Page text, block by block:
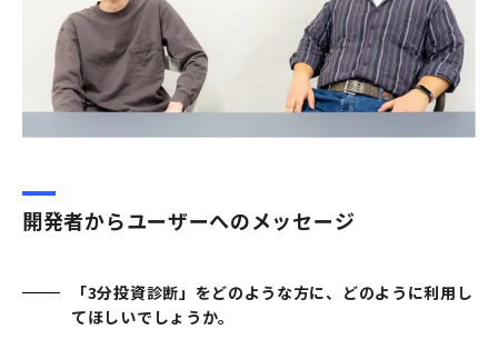
開発者からユーザーへのメッセージ
「3分投資診断」をどのような方に、どのように利用し
てほしいでしょうか。